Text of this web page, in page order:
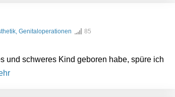
Genitaloperationen 85
und schweres Kind geboren habe, spüre ich